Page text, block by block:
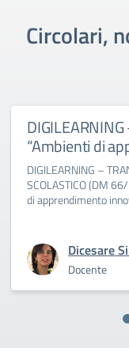
Circolari,
“Ambienti di
DIGILEARNING –
SCOLASTICO (DM
di apprendimento
Dicesare
Docente